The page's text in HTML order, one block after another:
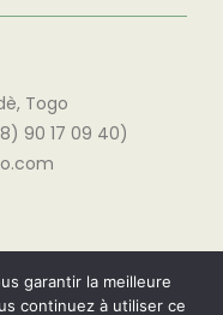
Togo
90 17 09 40)
SAINTE MARGUERITE
garantir la meilleure
continuez à utiliser ce